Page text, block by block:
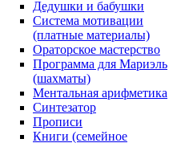
Дедушки и бабушки
Система мотивации
(платные материалы)
Ораторское мастерство
Программа для Мариэль
(шахматы)
Ментальная арифметика
Синтезатор
Прописи
Книги (семейное